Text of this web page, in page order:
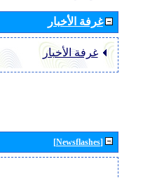
غرفة الأخبار
غرفة الأخبار
[Newsflashes]